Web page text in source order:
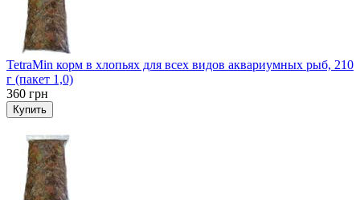
TetraMin корм в хлопьях для всех видов аквариумных рыб, 210
г (пакет 1,0)
360 грн
Купить